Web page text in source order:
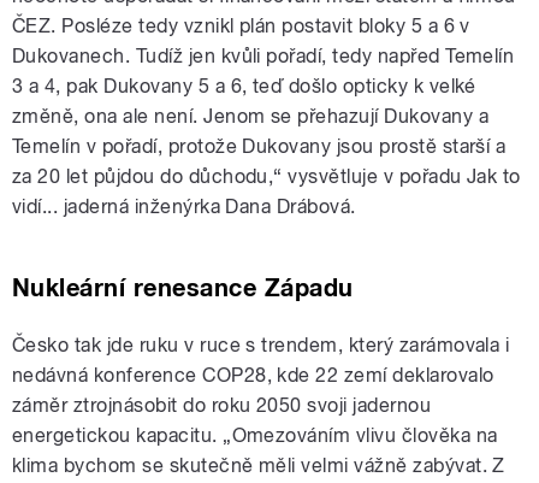
ČEZ. Posléze tedy vznikl plán postavit bloky 5 a 6 v
Dukovanech. Tudíž jen kvůli pořadí, tedy napřed Temelín
3 a 4, pak Dukovany 5 a 6, teď došlo opticky k velké
změně, ona ale není. Jenom se přehazují Dukovany a
Temelín v pořadí, protože Dukovany jsou prostě starší a
za 20 let půjdou do důchodu,“ vysvětluje v pořadu Jak to
vidí... jaderná inženýrka Dana Drábová.
Nukleární renesance Západu
Česko tak jde ruku v ruce s trendem, který zarámovala i
nedávná konference COP28, kde 22 zemí deklarovalo
záměr ztrojnásobit do roku 2050 svoji jadernou
energetickou kapacitu. „Omezováním vlivu člověka na
klima bychom se skutečně měli velmi vážně zabývat. Z